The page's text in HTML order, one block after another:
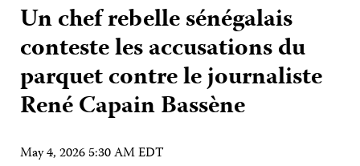
Un chef rebelle sénégalais
conteste les accusations du
parquet contre le journaliste
René Capain Bassène
May 4, 2026 5:30 AM EDT